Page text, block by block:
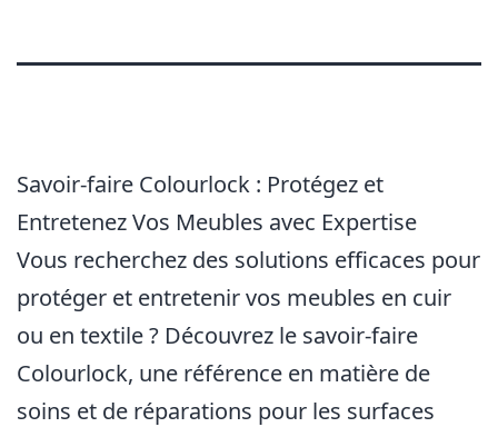
Savoir-faire Colourlock : Protégez et
Entretenez Vos Meubles avec Expertise
Vous recherchez des solutions efficaces pour
protéger et entretenir vos meubles en cuir
ou en textile ? Découvrez le savoir-faire
Colourlock, une référence en matière de
soins et de réparations pour les surfaces